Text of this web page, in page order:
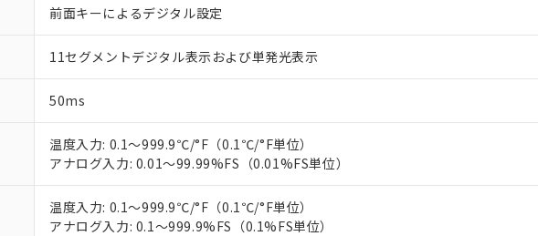
前面キーによるデジタル設定
11セグメントデジタル表示および単発光表示
50ms
温度入力: 0.1～999.9℃/°F（0.1℃/°F単位）
アナログ入力: 0.01～99.99%FS（0.01%FS単位）
温度入力: 0.1～999.9℃/°F（0.1℃/°F単位）
アナログ入力: 0.1～999.9%FS（0.1%FS単位）
正式な納期状況および標準価格はお客様のお取引先、またはお客様担当のオムロ
オムロン制御機器販売店や当社販売拠点は「販売ネットワーク
在庫状況および標準価格結果を当社の事前の承諾なく第三者に漏洩または開示し
マイパーツ機能（部品リスト作成サービス）をご利用いただくには、I-Webメンバ
ている必要があります。
お客様が当ウェブサイト上で当社にご登録された部品リストについて、当社および
が、当社の製品・サービスに関するお客様との取引・商談に必要な範囲で利用す
さい。
※当社の共同利用者とは、"個人情報の共同利用に関して"
いる法人を指します。
※2 対応予定月
部品在庫の切り替え状況などにより、予定月が前後することがあります。
※3 非含有証明書ダウンロード
下記の非含有証明書をダウンロードすることができます。
EU RoHS指令（10物質）の非含有証明書
※2 環境保護使用期限
「ｅ」：有害物質（10物質）のすべてが基準値以下であることを示します。
「10」：通常の使用状況下において有害物質が外部に漏えいし、環境に深刻な影響を及
「－」：未確認です。当社販売部門へお問い合わせください。
置等に一切使用いたしません。
当社は、貴社製品を第三者に販売する場合は、上記1、2および3の内容を当該第三
また当社は、販売先および販売に係わる関係者が違法に輸出するおそれがある場
たしません。
合意する
受注生産機種、また在庫状況の情報を公開していない機種